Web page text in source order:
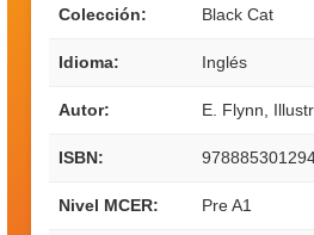
Colección: Black Cat
Idioma: Inglés
Autor: E. Flynn,
ISBN:
Nivel MCER: Pre A1